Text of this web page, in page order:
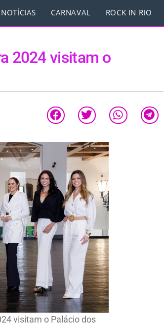
NOTÍCIAS CARNAVAL ROCK IN RIO
2024 visitam o
visitam o Palácio dos